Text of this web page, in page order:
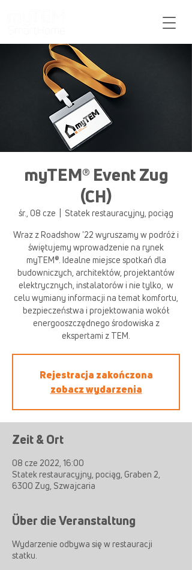
myTEM® Event Zug
(CH)
śr., 08 cze
Statek restauracyjny, pociąg
Wraz z Roadshow '22 wyruszamy w podróż i
świętujemy wprowadzenie na rynek
myTEM®. Idealne miejsce spotkań dla
budowniczych, architektów, projektantów
elektrycznych, instalatorów i nie tylko, ​ w
celu wymiany informacji na temat komfortu,
bezpieczeństwa i projektowania wokół
energooszczędnego środowiska z
ekspertami z TEM.
Rejestracja zakończona
zobacz wydarzenia
Zeit & Ort
08 cze 2022, 16:00
Statek restauracyjny, pociąg, Graben 2,
6300 Zug, Szwajcaria
Über die Veranstaltung
Wydarzenie odbywa się w restauracji
statku.